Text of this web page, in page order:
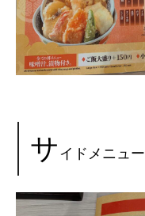
サ イドメニュー